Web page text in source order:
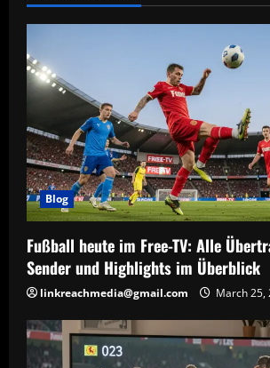
Blog
Fußball heute im Free-TV: Alle
Sender und Highlights im Überblick
linkreachmedia@gmail.com March 25,